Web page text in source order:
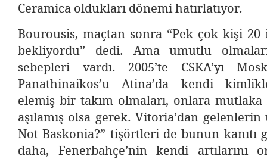
Ceramica oldukları dönemi hatırlatıyor.
Bourousis, maçtan sonra “Pek çok kişi
bekliyordu” dedi. Ama umutlu
sebepleri vardı. 2005’te CSKA’yı
Panathinaikos’u Atina’da kendi
elemiş bir takım olmaları, onlara
aşılamış olsa gerek. Vitoria’dan
Not Baskonia?” tişörtleri de bunun kanıtı
daha, Fenerbahçe’nin kendi artılarını